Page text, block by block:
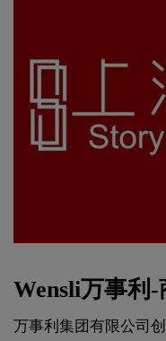
Wensli万事利
万事利集团有限公司